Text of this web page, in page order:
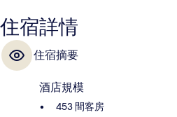
住宿詳情
住宿摘要
酒店規模
453 間客房